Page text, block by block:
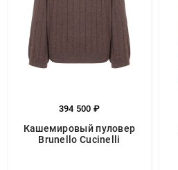
394 500 ₽
Кашемировый пуловер
Brunello Cucinelli